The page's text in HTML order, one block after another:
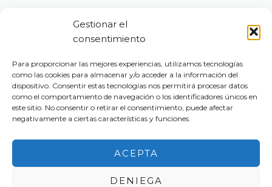
Gestionar el
consentimiento
Para proporcionar las mejores experiencias, utilizamos tecnologías
como las cookies para almacenar y/o acceder a la información del
dispositivo. Consentir estas tecnologías nos permitirá procesar datos
como el comportamiento de navegación o los identificadores únicos en
este sitio. No consentir o retirar el consentimiento, puede afectar
negativamente a ciertas características y funciones.
ACEPTA
DENIEGA
Visita nuestro sitio corporativo para explorar toda la
www.caseiecosystem.com
Correo electrónico:info@anti-slip-mat.com
Teléfono:+39 0131 854022
Copyright [derechos de autor] 2026 anti-slip-mat.com
Avisos Legales - Privacidad, Política de Cookies y